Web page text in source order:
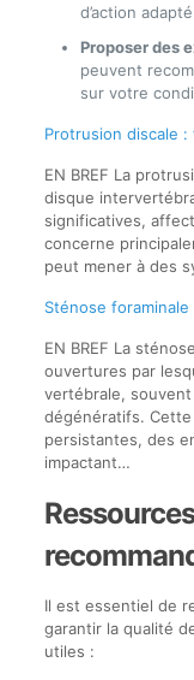
d’action
Proposer des
peuvent
sur votre
Protrusion discale
EN BREF La
disque
significatives,
concerne
peut mener à des
Sténose foraminale
EN BREF La
ouvertures par
vertébrale,
dégénératifs.
persistantes, des
impactant…
Il est essentiel de
garantir la qualité
utiles :